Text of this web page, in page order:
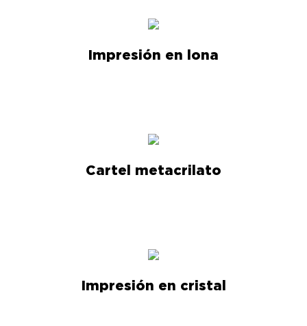
Impresión en lona
Cartel metacrilato
Impresión en cristal